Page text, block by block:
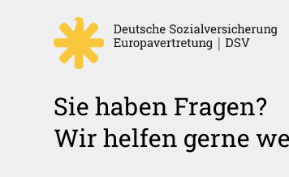
Sie haben Fragen?
Wir helfen gerne